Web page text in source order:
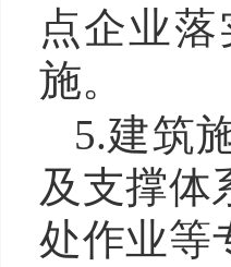
点企业
施。
5.建筑
及支撑体
处作业等